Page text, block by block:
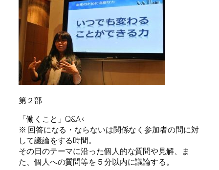
第２部
「働くこと」Q&A<
※ 回答になる・ならないは関係なく参加者の問に対
して議論をする時間。
その日のテーマに沿った個人的な質問や見解、ま
た、個人への質問等を５分以内に議論する。